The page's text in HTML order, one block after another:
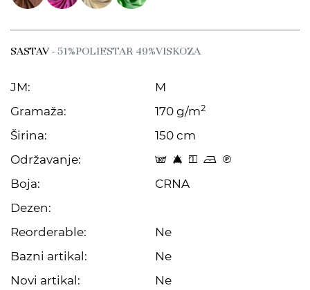
SASTAV- 51%POLIESTAR 49%VISKOZA
JM:
M
Gramaža:
170 g/m2
Širina:
150 cm
Održavanje:
s 8 y o C
Boja:
CRNA
Dezen:
Reorderable:
Ne
Bazni artikal:
Ne
Novi artikal:
Ne